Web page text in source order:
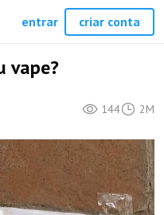
vape?
144 2M
entrar criar conta